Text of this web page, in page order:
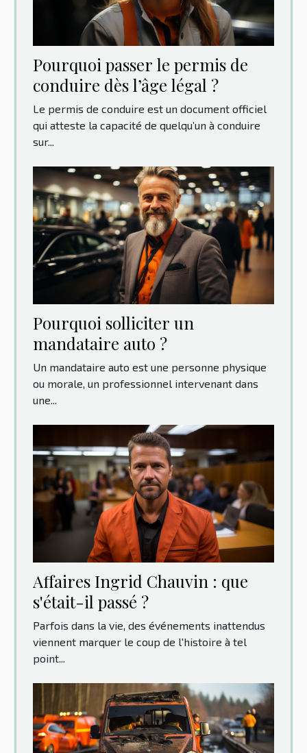
Pourquoi passer le permis de
conduire dès l’âge légal ?
Le permis de conduire est un document officiel
qui atteste la capacité de quelqu’un à conduire
sur...
Pourquoi solliciter un
mandataire auto ?
Un mandataire auto est une personne physique
ou morale, un professionnel intervenant dans
une...
Affaires Ingrid Chauvin : que
s'était-il passé ?
Parfois dans la vie, des événements inattendus
viennent marquer le coup de l'histoire à tel
point...